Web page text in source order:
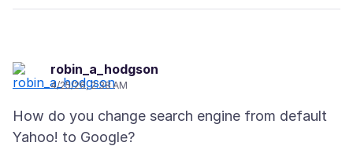
robin_a_hodgson
4/25/26, 2:38 AM
How do you change search engine from default